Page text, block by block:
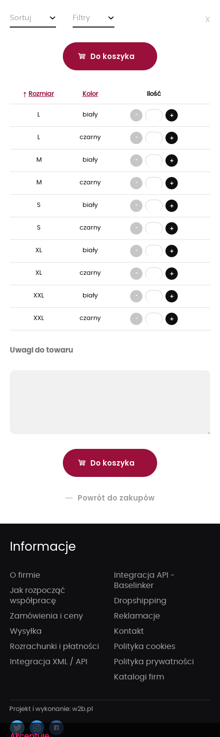
Sortuj Filtry x
Do koszyka
Rozmiar Kolor Ilość
L biały - +
L czarny - +
M biały - +
M czarny - +
S biały - +
S czarny - +
XL biały - +
XL czarny - +
XXL biały - +
XXL czarny - +
Uwagi do towaru
Powrót do zakupów
Informacje
O firmie
Jak rozpocząć
współpracę
Zamówienia i ceny
Wysyłka
Rozrachunki i płatności
Integracja XML / API
Integracja API -
Baselinker
Dropshipping
Reklamacje
Kontakt
Polityka cookies
Polityka prywatności
Katalogi firm